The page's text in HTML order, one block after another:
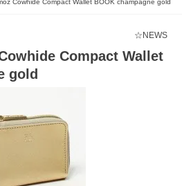
Cowhide Compact Wallet BOOK champagne gold
☆NEWS
Cowhide Compact Wallet
gold